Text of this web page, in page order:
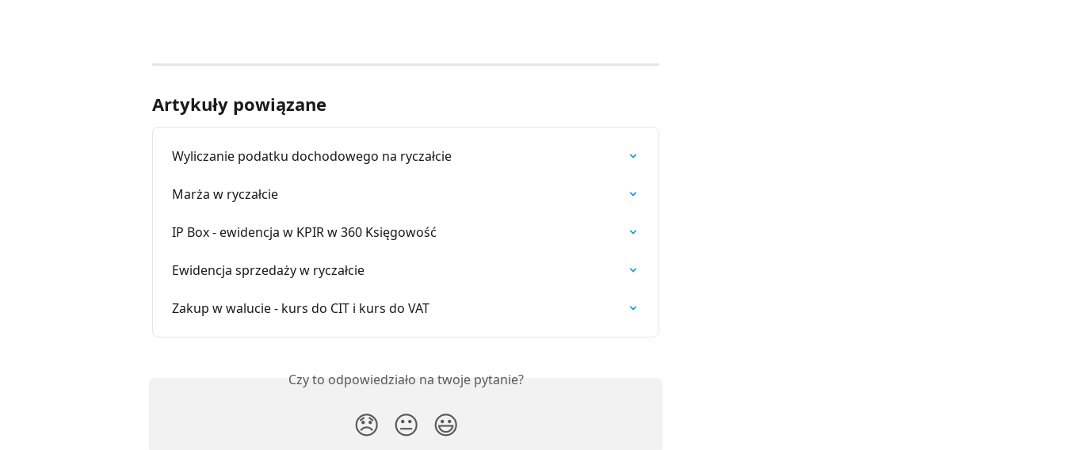
Artykuły powiązane
Wyliczanie podatku dochodowego na ryczałcie
Marża w ryczałcie
IP Box - ewidencja w KPIR w 360 Księgowość
Ewidencja sprzedaży w ryczałcie
Zakup w walucie - kurs do CIT i kurs do VAT
Czy to odpowiedziało na twoje pytanie?
😞 😐 😃